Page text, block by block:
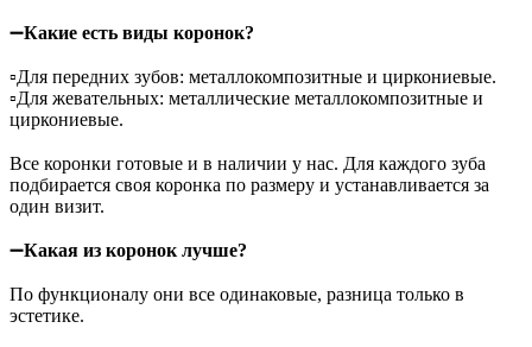
➖Какие есть виды коронок?
▫️Для передних зубов: металлокомпозитные и циркониевые.
▫️Для жевательных: металлические металлокомпозитные и
циркониевые.
Все коронки готовые и в наличии у нас. Для каждого зуба
подбирается своя коронка по размеру и устанавливается за
один визит.
➖Какая из коронок лучше?
По функционалу они все одинаковые, разница только в
эстетике.